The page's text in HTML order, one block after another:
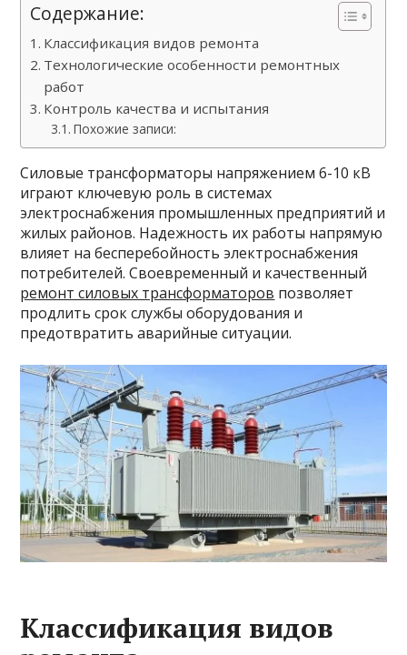
Содержание:
Классификация видов ремонта
Технологические особенности ремонтных
работ
Контроль качества и испытания
Похожие записи:
Силовые трансформаторы напряжением 6-10 кВ
играют ключевую роль в системах
электроснабжения промышленных предприятий и
жилых районов. Надежность их работы напрямую
влияет на бесперебойность электроснабжения
потребителей. Своевременный и качественный
ремонт силовых трансформаторов позволяет
продлить срок службы оборудования и
предотвратить аварийные ситуации.
Классификация видов